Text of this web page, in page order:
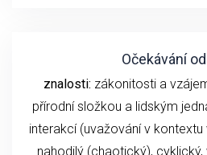
Očekávání
znalosti: zákonitosti a
přírodní složkou a lidským
interakcí (uvažování v
nahodilý (chaotický),